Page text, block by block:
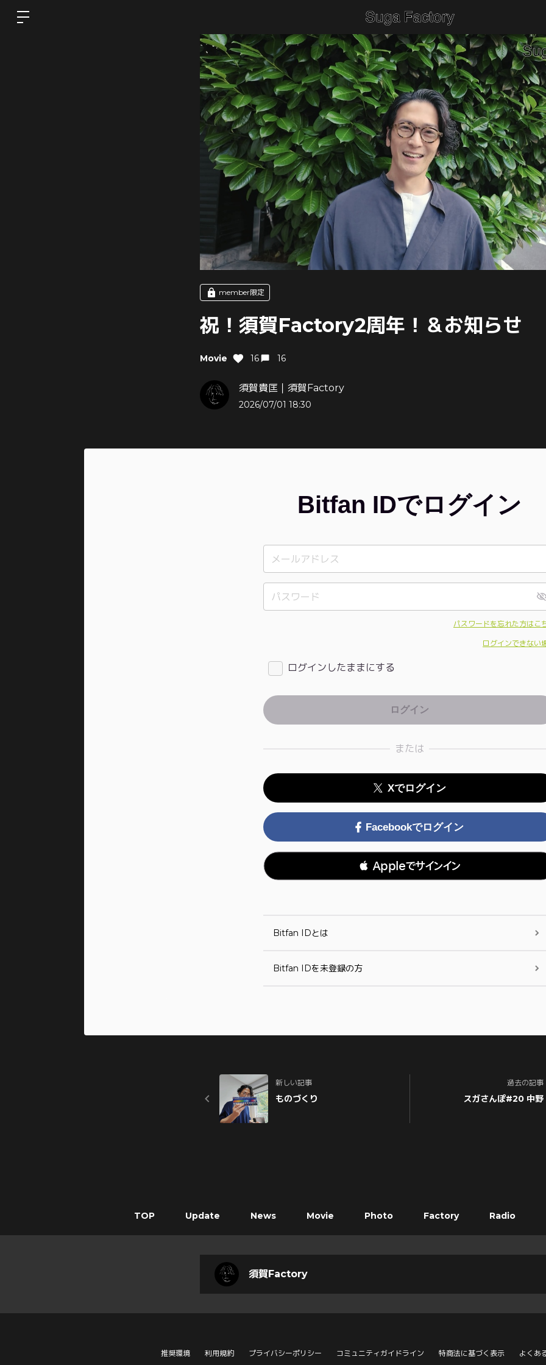
member限定
祝！須賀Factory2周年！＆お知らせ
Movie 16 16
須賀貴匡｜須賀Factory
2026/07/01 18:30
Bitfan IDでログイン
パスワードを忘れた方はこ
ログインできない
ログインしたままにする
または
Xでログイン
Facebookでログイン
 Appleでサインイン
Bitfan IDとは
Bitfan IDを未登録の方
新しい記事
ものづくり
過去の記事
スガさんぽ#20 中野
TOP Update News Movie Photo Factory Radio
須賀Factory
推奨環境 利用規約 プライバシーポリシー コミュニティガイドライン 特商法に基づく表示 よくあ